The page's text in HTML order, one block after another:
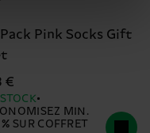
Pink Socks Gift
€
MIN.
SUR COFFRET